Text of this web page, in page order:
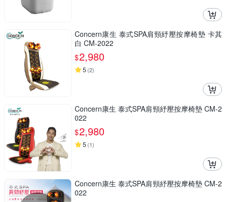
Concern康生 泰式SPA肩頸紓壓按摩椅墊 卡其
白 CM-2022
$2,980
5 (2)
Concern康生 泰式SPA肩頸紓壓按摩椅墊 CM-2
022
$2,980
5 (1)
Concern康生 泰式SPA肩頸紓壓按摩椅墊 CM-2
022